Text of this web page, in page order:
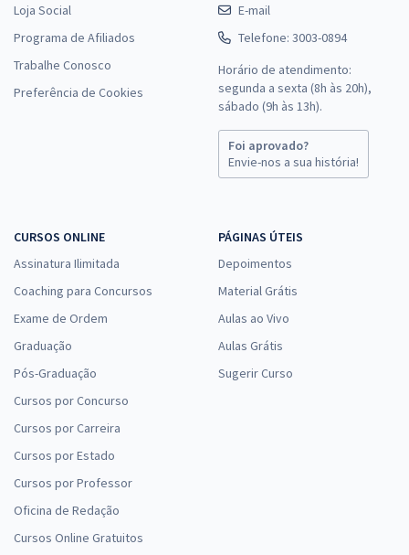
Loja Social
Programa de Afiliados
Trabalhe Conosco
Preferência de Cookies
E-mail
Telefone: 3003-0894
Horário de atendimento:
segunda a sexta (8h às 20h),
sábado (9h às 13h).
Foi aprovado?
Envie-nos a sua história!
CURSOS ONLINE
Assinatura Ilimitada
Coaching para Concursos
Exame de Ordem
Graduação
Pós-Graduação
Cursos por Concurso
Cursos por Carreira
Cursos por Estado
Cursos por Professor
Oficina de Redação
Cursos Online Gratuitos
PÁGINAS ÚTEIS
Depoimentos
Material Grátis
Aulas ao Vivo
Aulas Grátis
Sugerir Curso